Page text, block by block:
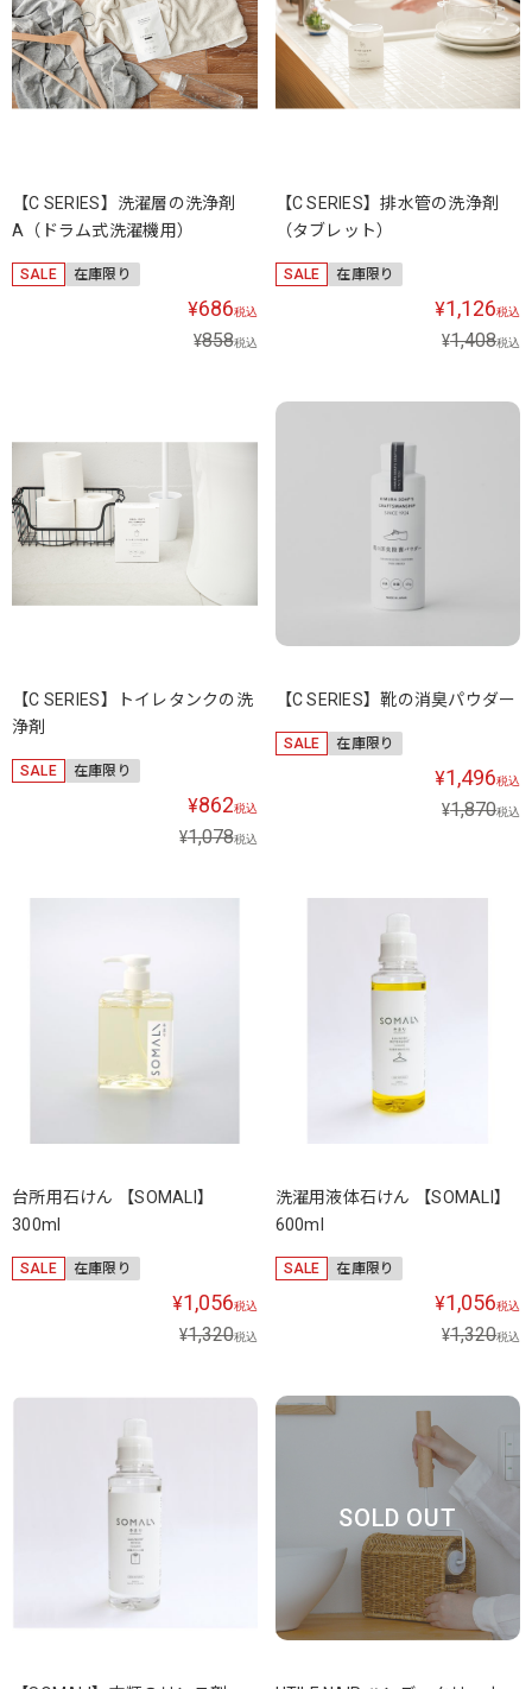
【C SERIES】洗濯層の洗浄剤
A（ドラム式洗濯機用）
SALE 在庫限り
¥686税込
¥858税込
【C SERIES】排水管の洗浄剤
（タブレット）
SALE 在庫限り
¥1,126税込
¥1,408税込
【C SERIES】トイレタンクの洗
浄剤
SALE 在庫限り
¥862税込
¥1,078税込
【C SERIES】靴の消臭パウダー
SALE 在庫限り
¥1,496税込
¥1,870税込
台所用石けん 【SOMALI】
300ml
SALE 在庫限り
¥1,056税込
¥1,320税込
洗濯用液体石けん 【SOMALI】
600ml
SALE 在庫限り
¥1,056税込
¥1,320税込
SOLD OUT